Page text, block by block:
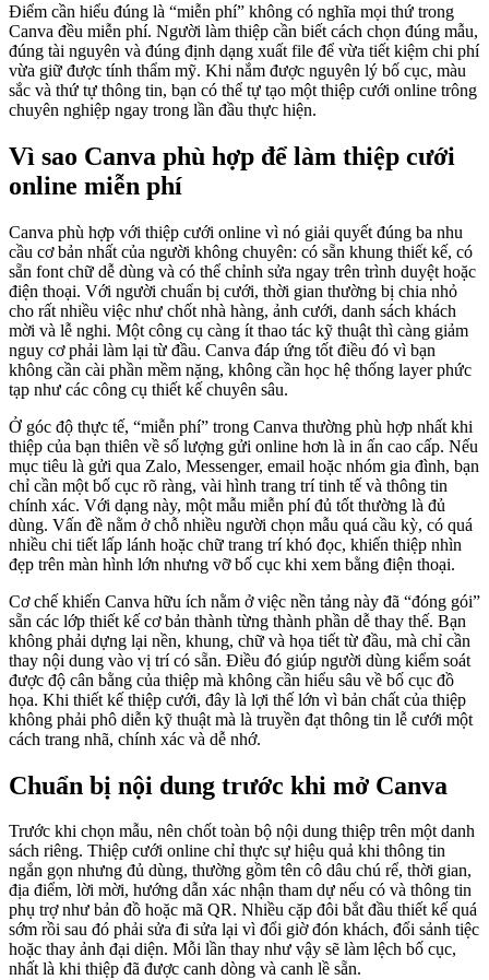
Điểm cần hiểu đúng là “miễn phí” không có nghĩa mọi thứ trong
Canva đều miễn phí. Người làm thiệp cần biết cách chọn đúng mẫu,
đúng tài nguyên và đúng định dạng xuất file để vừa tiết kiệm chi phí
vừa giữ được tính thẩm mỹ. Khi nắm được nguyên lý bố cục, màu
sắc và thứ tự thông tin, bạn có thể tự tạo một thiệp cưới online trông
chuyên nghiệp ngay trong lần đầu thực hiện.
Vì sao Canva phù hợp để làm thiệp cưới
online miễn phí
Canva phù hợp với thiệp cưới online vì nó giải quyết đúng ba nhu
cầu cơ bản nhất của người không chuyên: có sẵn khung thiết kế, có
sẵn font chữ dễ dùng và có thể chỉnh sửa ngay trên trình duyệt hoặc
điện thoại. Với người chuẩn bị cưới, thời gian thường bị chia nhỏ
cho rất nhiều việc như chốt nhà hàng, ảnh cưới, danh sách khách
mời và lễ nghi. Một công cụ càng ít thao tác kỹ thuật thì càng giảm
nguy cơ phải làm lại từ đầu. Canva đáp ứng tốt điều đó vì bạn
không cần cài phần mềm nặng, không cần học hệ thống layer phức
tạp như các công cụ thiết kế chuyên sâu.
Ở góc độ thực tế, “miễn phí” trong Canva thường phù hợp nhất khi
thiệp của bạn thiên về số lượng gửi online hơn là in ấn cao cấp. Nếu
mục tiêu là gửi qua Zalo, Messenger, email hoặc nhóm gia đình, bạn
chỉ cần một bố cục rõ ràng, vài hình trang trí tinh tế và thông tin
chính xác. Với dạng này, một mẫu miễn phí đủ tốt thường là đủ
dùng. Vấn đề nằm ở chỗ nhiều người chọn mẫu quá cầu kỳ, có quá
nhiều chi tiết lấp lánh hoặc chữ trang trí khó đọc, khiến thiệp nhìn
đẹp trên màn hình lớn nhưng vỡ bố cục khi xem bằng điện thoại.
Cơ chế khiến Canva hữu ích nằm ở việc nền tảng này đã “đóng gói”
sẵn các lớp thiết kế cơ bản thành từng thành phần dễ thay thế. Bạn
không phải dựng lại nền, khung, chữ và họa tiết từ đầu, mà chỉ cần
thay nội dung vào vị trí có sẵn. Điều đó giúp người dùng kiểm soát
được độ cân bằng của thiệp mà không cần hiểu sâu về bố cục đồ
họa. Khi thiết kế thiệp cưới, đây là lợi thế lớn vì bản chất của thiệp
không phải phô diễn kỹ thuật mà là truyền đạt thông tin lễ cưới một
cách trang nhã, chính xác và dễ nhớ.
Chuẩn bị nội dung trước khi mở Canva
Trước khi chọn mẫu, nên chốt toàn bộ nội dung thiệp trên một danh
sách riêng. Thiệp cưới online chỉ thực sự hiệu quả khi thông tin
ngắn gọn nhưng đủ dùng, thường gồm tên cô dâu chú rể, thời gian,
địa điểm, lời mời, hướng dẫn xác nhận tham dự nếu có và thông tin
phụ trợ như bản đồ hoặc mã QR. Nhiều cặp đôi bắt đầu thiết kế quá
sớm rồi sau đó phải sửa đi sửa lại vì đổi giờ đón khách, đổi sảnh tiệc
hoặc thay ảnh đại diện. Mỗi lần thay như vậy sẽ làm lệch bố cục,
nhất là khi thiệp đã được canh dòng và canh lề sẵn.